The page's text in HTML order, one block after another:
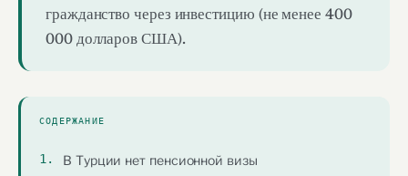
гражданство через инвестицию (не менее 400
000 долларов США).
СОДЕРЖАНИЕ
В Турции нет пенсионной визы